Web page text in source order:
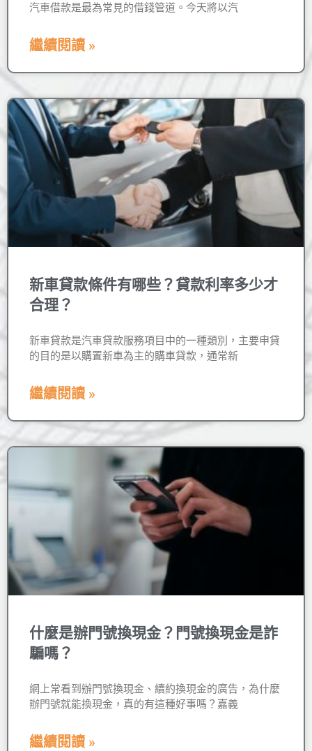
汽車借款是最為常見的借錢管道。今天將以汽
繼續閱讀 »
新車貸款條件有哪些？貸款利率多少才
合理？
新車貸款是汽車貸款服務項目中的一種類別，主要申貸
的目的是以購置新車為主的購車貸款，通常新
繼續閱讀 »
什麼是辦門號換現金？門號換現金是詐
騙嗎？
網上常看到辦門號換現金、續約換現金的廣告，為什麼
辦門號就能換現金，真的有這種好事嗎？嘉義
繼續閱讀 »